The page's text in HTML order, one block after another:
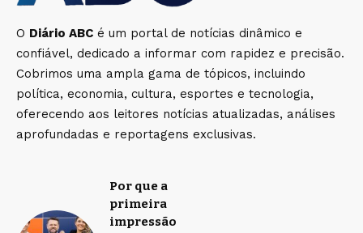
O Diário ABC é um portal de notícias dinâmico e
confiável, dedicado a informar com rapidez e precisão.
Cobrimos uma ampla gama de tópicos, incluindo
política, economia, cultura, esportes e tecnologia,
oferecendo aos leitores notícias atualizadas, análises
aprofundadas e reportagens exclusivas.
Por que a
primeira
impressão